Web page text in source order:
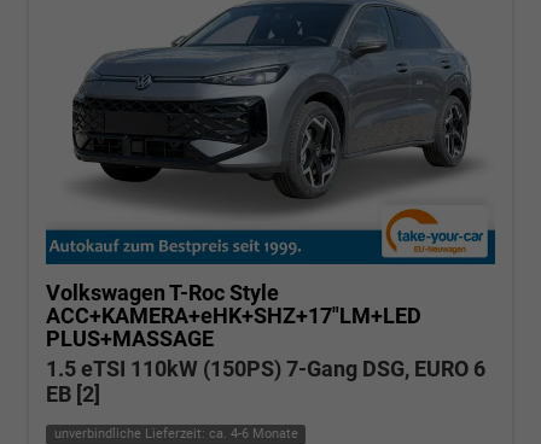
Volkswagen T-RocStyle
ACC+KAMERA+eHK+SHZ+17"LM+LED
PLUS+MASSAGE
1.5 eTSI 110kW (150PS) 7-Gang DSG, EURO 6
EB [2]
unverbindliche Lieferzeit: ca. 4-6 Monate